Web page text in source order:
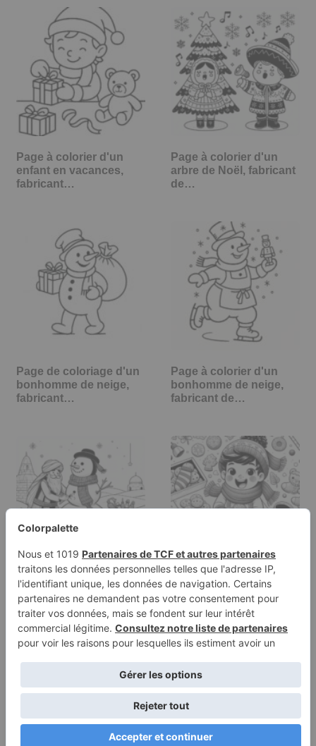
Page à colorier d'un
enfant en vacances,
fabricant…
Page à colorier d'un
arbre de Noël, fabricant
de…
Page de coloriage d'un
bonhomme de neige,
fabricant…
Page à colorier d'un
bonhomme de neige,
fabricant de…
Page à colorier d'un
bonhomme de neige,
fabricant de…
Page à colorier d'un
enfant en vacances,
fabricant…